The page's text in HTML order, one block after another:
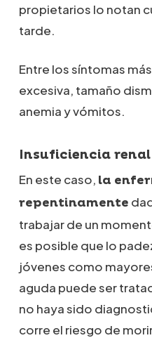
propietarios lo notan
tarde.
Entre los síntomas
excesiva, tamaño
anemia y vómitos.
Insuficiencia renal
En este caso, la
repentinamente
trabajar de un
es posible que lo
jóvenes como
aguda puede ser
no haya sido
corre el riesgo de